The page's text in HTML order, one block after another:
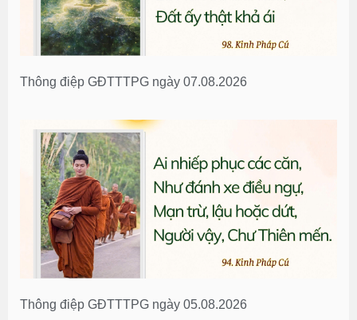
Thông điệp GĐTTTPG ngày 07.08.2026
Thông điệp GĐTTTPG ngày 05.08.2026